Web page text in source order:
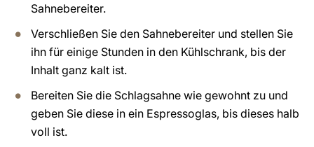
Sahnebereiter.
Verschließen Sie den Sahnebereiter und stellen Sie
ihn für einige Stunden in den Kühlschrank, bis der
Inhalt ganz kalt ist.
Bereiten Sie die Schlagsahne wie gewohnt zu und
geben Sie diese in ein Espressoglas, bis dieses halb
voll ist.